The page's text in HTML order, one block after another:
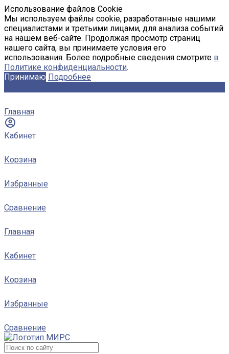
Использование файлов Cookie
Мы используем файлы cookie, разработанные нашими
специалистами и третьими лицами, для анализа событий
на нашем веб-сайте. Продолжая просмотр страниц
нашего сайта, вы принимаете условия его
использования. Более подробные сведения смотрите в
Политике конфиденциальности.
Принимаю Подробнее
Главная
Кабинет
Корзина
Избранные
Сравнение
Главная
Кабинет
Корзина
Избранные
Сравнение